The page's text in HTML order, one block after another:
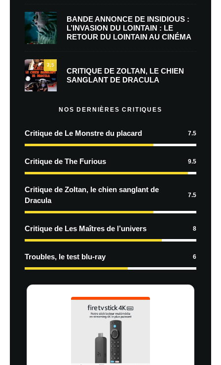
BANDE ANNONCE DE INSIDIOUS :
L’INVASION DU LOINTAIN : LE
RETOUR DU LOINTAIN AU CINÉMA
7.5
CRITIQUE DE ZOLTAN, LE CHIEN
SANGLANT DE DRACULA
NOS DERNIÈRES CRITIQUES
Critique de Le Monstre du placard 7.5
Critique de The Furious 9.5
Critique de Zoltan, le chien sanglant de
Dracula
7.5
Critique de Les Maîtres de l’univers 8
Troubles, le test blu-ray 6